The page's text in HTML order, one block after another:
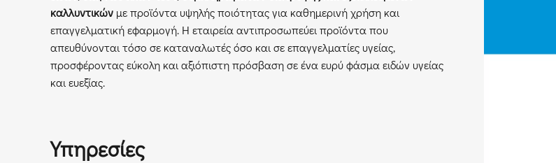
καλλυντικών με προϊόντα υψηλής ποιότητας για καθημερινή χρήση και
επαγγελματική εφαρμογή. Η εταιρεία αντιπροσωπεύει προϊόντα που
απευθύνονται τόσο σε καταναλωτές όσο και σε επαγγελματίες υγείας,
προσφέροντας εύκολη και αξιόπιστη πρόσβαση σε ένα ευρύ φάσμα ειδών υγείας
και ευεξίας.
Υπηρεσίες